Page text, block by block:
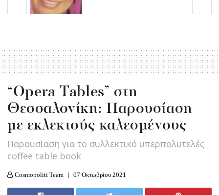
“Opera Tables” στη
Θεσσαλονίκη: Παρουσίαση
με εκλεκτούς καλεσμένους
Παρουσίαση για το συλλεκτικό υπερπολυτελές
coffee table book
Cosmopoliti Team 07 Οκτωβρίου 2021